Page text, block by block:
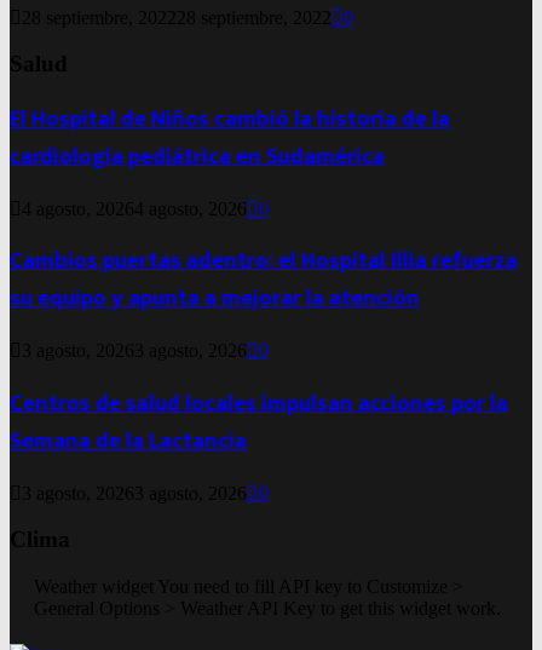
28 septiembre, 2022 28 septiembre, 2022 0
Salud
El Hospital de Niños cambió la historia de la
cardiología pediátrica en Sudamérica
4 agosto, 20264 agosto, 2026 0
Cambios puertas adentro: el Hospital Illia refuerza
su equipo y apunta a mejorar la atención
3 agosto, 2026 3 agosto, 2026 0
Centros de salud locales impulsan acciones por la
Semana de la Lactancia
3 agosto, 2026 3 agosto, 2026 0
Clima
Weather widget You need to fill API key to Customize >
General Options > Weather API Key to get this widget work.